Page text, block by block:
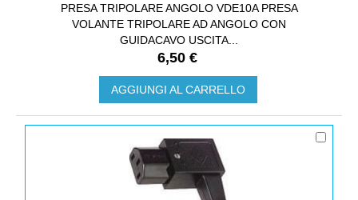
PRESA TRIPOLARE ANGOLO VDE10A PRESA
VOLANTE TRIPOLARE AD ANGOLO CON
GUIDACAVO USCITA...
6,50 €
AGGIUNGI AL CARRELLO